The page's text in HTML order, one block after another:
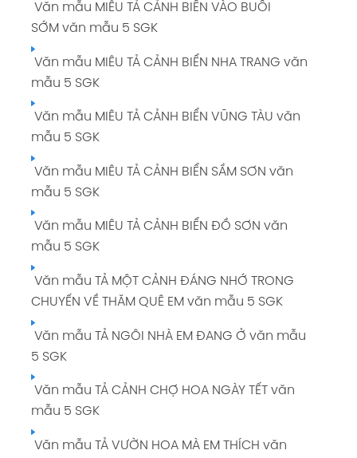
Văn mẫu MIÊU TẢ CẢNH BIỂN VÀO BUỔI
SỚM văn mẫu 5 SGK
Văn mẫu MIÊU TẢ CẢNH BIỂN NHA TRANG văn
mẫu 5 SGK
Văn mẫu MIÊU TẢ CẢNH BIỂN VŨNG TÀU văn
mẫu 5 SGK
Văn mẫu MIÊU TẢ CẢNH BIỂN SẦM SƠN văn
mẫu 5 SGK
Văn mẫu MIÊU TẢ CẢNH BIỂN ĐỒ SƠN văn
mẫu 5 SGK
Văn mẫu TẢ MỘT CẢNH ĐÁNG NHỚ TRONG
CHUYẾN VỀ THĂM QUÊ EM văn mẫu 5 SGK
Văn mẫu TẢ NGÔI NHÀ EM ĐANG Ở văn mẫu
5 SGK
Văn mẫu TẢ CẢNH CHỢ HOA NGÀY TẾT văn
mẫu 5 SGK
Văn mẫu TẢ VƯỜN HOA MÀ EM THÍCH văn